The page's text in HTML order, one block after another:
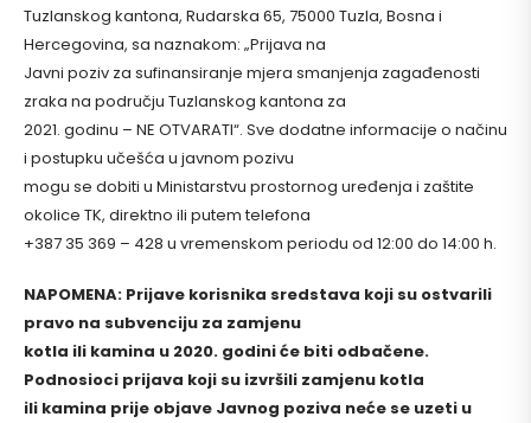
Tuzlanskog kantona, Rudarska 65, 75000 Tuzla, Bosna i
Hercegovina, sa naznakom: „Prijava na
Javni poziv za sufinansiranje mjera smanjenja zagađenosti
zraka na području Tuzlanskog kantona za
2021. godinu – NE OTVARATI“. Sve dodatne informacije o načinu
i postupku učešća u javnom pozivu
mogu se dobiti u Ministarstvu prostornog uređenja i zaštite
okolice TK, direktno ili putem telefona
+387 35 369 – 428 u vremenskom periodu od 12:00 do 14:00 h.
NAPOMENA: Prijave korisnika sredstava koji su ostvarili
pravo na subvenciju za zamjenu
kotla ili kamina u 2020. godini će biti odbačene.
Podnosioci prijava koji su izvršili zamjenu kotla
ili kamina prije objave Javnog poziva neće se uzeti u